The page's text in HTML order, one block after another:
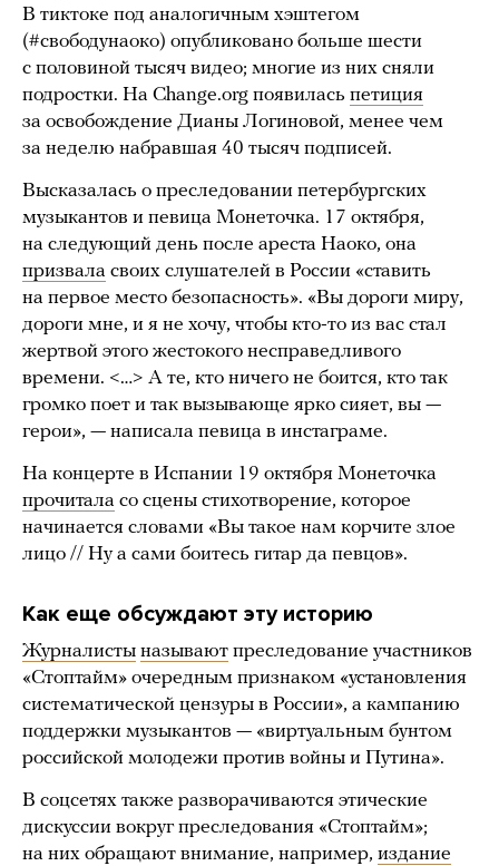
В тиктоке под аналогичным хэштегом
(#свободунаоко) опубликовано больше шести
с половиной тысяч видео; многие из них сняли
подростки. На Change.org появилась петиция
за освобождение Дианы Логиновой, менее чем
за неделю набравшая 40 тысяч подписей.
Высказалась о преследовании петербургских
музыкантов и певица Монеточка. 17 октября,
на следующий день после ареста Наоко, она
призвала своих слушателей в России «ставить
на первое место безопасность». «Вы дороги миру,
дороги мне, и я не хочу, чтобы кто-то из вас стал
жертвой этого жестокого несправедливого
времени. <…> А те, кто ничего не боится, кто так
громко поет и так вызывающе ярко сияет, вы —
герои», — написала певица в инстаграме.
На концерте в Испании 19 октября Монеточка
прочитала со сцены стихотворение, которое
начинается словами «Вы такое нам корчите злое
лицо // Ну а сами боитесь гитар да певцов».
Как еще обсуждают эту историю
Журналисты называют преследование участников
«Стоптайм» очередным признаком «установления
систематической цензуры в России», а кампанию
поддержки музыкантов — «виртуальным бунтом
российской молодежи против войны и Путина».
В соцсетях также разворачиваются этические
дискуссии вокруг преследования «Стоптайм»;
на них обращают внимание, например, издание